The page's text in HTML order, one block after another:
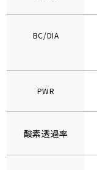
BC/DIA
PWR
酸素透過率